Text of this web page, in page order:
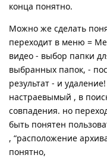
конца понятно.
Можно же сделать
переходит в меню =
видео - выбор папки
выбранных папок, -
результат - и
настраевымый , в
совпадения. но
быть понятен
, “расположение
понятно,